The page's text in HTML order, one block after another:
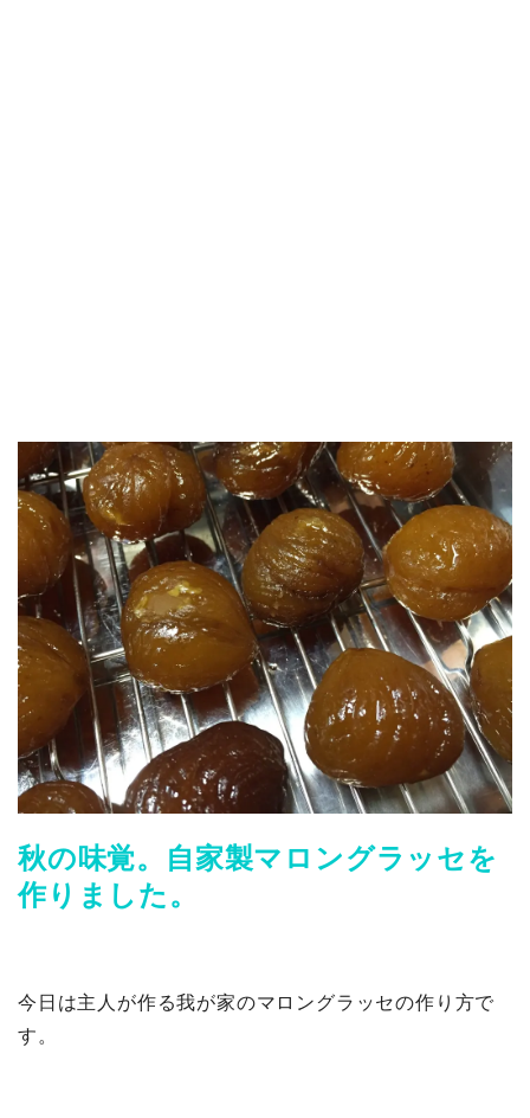
秋の味覚。自家製マロングラッセを
作りました。
今日は主人が作る我が家のマロングラッセの作り方で
す。